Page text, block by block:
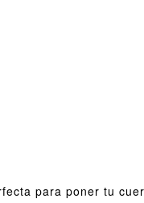
para poner tu